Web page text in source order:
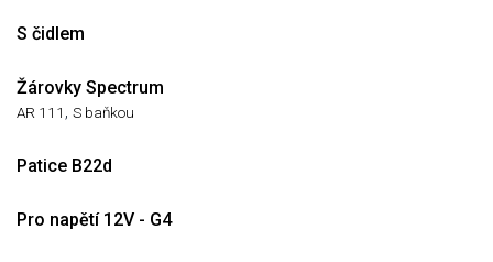
S čidlem
Žárovky Spectrum
AR 111 , S baňkou
Patice B22d
Pro napětí 12V - G4